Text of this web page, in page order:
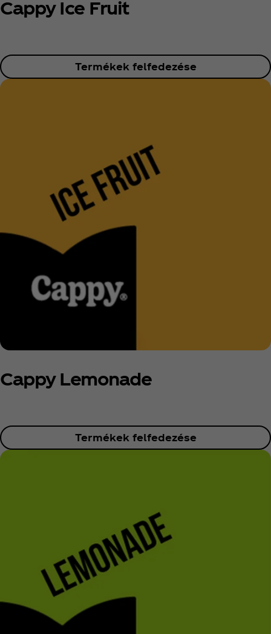
Cappy Ice Fruit
Termékek felfedezése
Cappy Lemonade
Termékek felfedezése